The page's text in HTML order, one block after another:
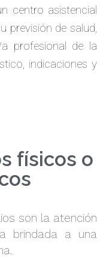
centro asistencial
previsión de salud,
profesional de la
indicaciones y
físicos o
son la atención
brindada a una